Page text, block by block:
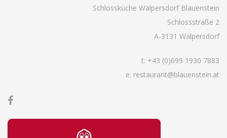
Schlossküche Walpersdorf Blauenstein
Schlossstraße 2
A-3131 Walpersdorf
t: +43 (0)699 1930 7883
e: restaurant@blauenstein.at